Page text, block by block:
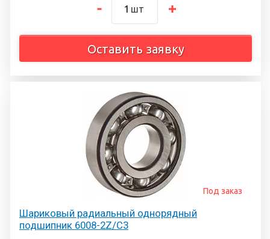
шт
Оставить заявку
Шариковый радиальный однорядный
подшипник 6008-2Z/C3
Под заказ